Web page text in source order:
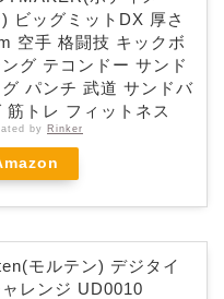
) ビッグミットDX 厚さ
空手 格闘技 キックボ
ング テコンドー サンド
パンチ 武道 サンドバ
筋トレ フィットネス
by Rinker
モルテン) デジタイ
レンジ UD0010